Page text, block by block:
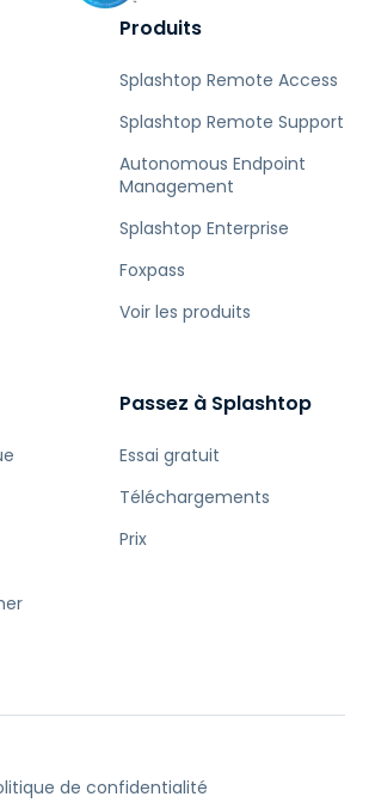
Produits
Splashtop Remote Access
Splashtop Remote Support
Autonomous Endpoint
Management
Splashtop Enterprise
Foxpass
Voir les produits
Passez à Splashtop
Essai gratuit
Téléchargements
Prix
de confidentialité